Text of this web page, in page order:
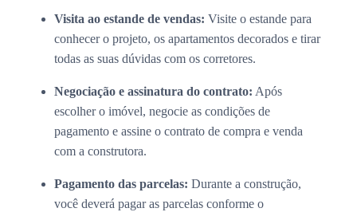
Visita ao estande de vendas: Visite o estande para
conhecer o projeto, os apartamentos decorados e tirar
todas as suas dúvidas com os corretores.
Negociação e assinatura do contrato: Após
escolher o imóvel, negocie as condições de
pagamento e assine o contrato de compra e venda
com a construtora.
Pagamento das parcelas: Durante a construção,
você deverá pagar as parcelas conforme o